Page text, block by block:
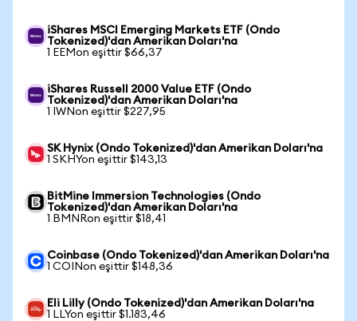
iShares MSCI Emerging Markets ETF (Ondo
Tokenized)'dan Amerikan Doları'na
1 EEMon eşittir $66,37
iShares Russell 2000 Value ETF (Ondo
Tokenized)'dan Amerikan Doları'na
1 IWNon eşittir $227,95
SK Hynix (Ondo Tokenized)'dan Amerikan Doları'na
1 SKHYon eşittir $143,13
BitMine Immersion Technologies (Ondo
Tokenized)'dan Amerikan Doları'na
1 BMNRon eşittir $18,41
Coinbase (Ondo Tokenized)'dan Amerikan Doları'na
1 COINon eşittir $148,36
Eli Lilly (Ondo Tokenized)'dan Amerikan Doları'na
1 LLYon eşittir $1.183,46